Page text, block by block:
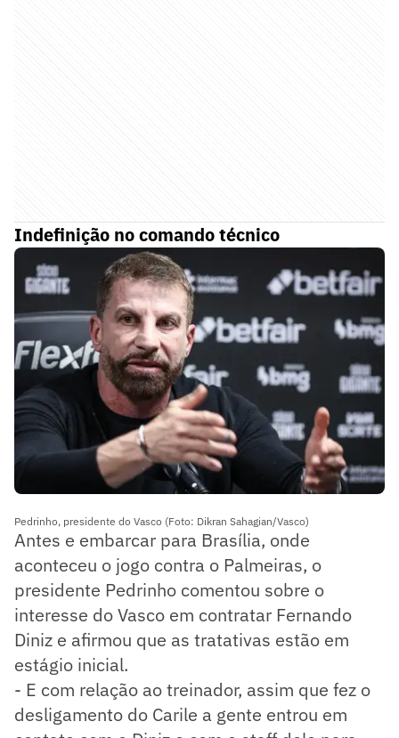
Indefinição no comando técnico
Pedrinho, presidente do Vasco (Foto: Dikran Sahagian/Vasco)
Antes e embarcar para Brasília, onde
aconteceu o jogo contra o Palmeiras, o
presidente Pedrinho comentou sobre o
interesse do Vasco em contratar Fernando
Diniz e afirmou que as tratativas estão em
estágio inicial.
- E com relação ao treinador, assim que fez o
desligamento do Carile a gente entrou em